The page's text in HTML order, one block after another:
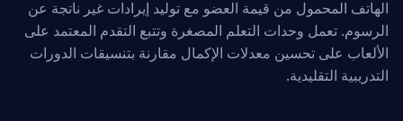
الهاتف المحمول من قيمة العضو مع توليد إيرادات غير ناتجة عن
الرسوم. تعمل وحدات التعلم المصغرة وتتبع التقدم المعتمد على
الألعاب على تحسين معدلات الإكمال مقارنة بتنسيقات الدورات
التدريبية التقليدية.